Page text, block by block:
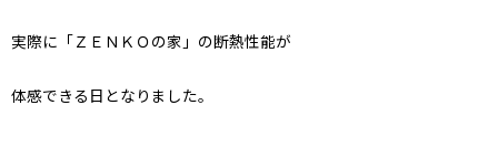
実際に「ＺＥＮＫＯの家」の断熱性能が
体感できる日となりました。